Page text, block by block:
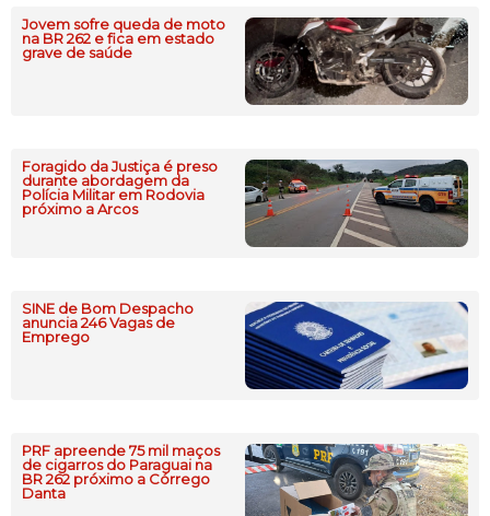
Jovem sofre queda de moto
na BR 262 e fica em estado
grave de saúde
Foragido da Justiça é preso
durante abordagem da
Polícia Militar em Rodovia
próximo a Arcos
SINE de Bom Despacho
anuncia 246 Vagas de
Emprego
PRF apreende 75 mil maços
de cigarros do Paraguai na
BR 262 próximo a Córrego
Danta